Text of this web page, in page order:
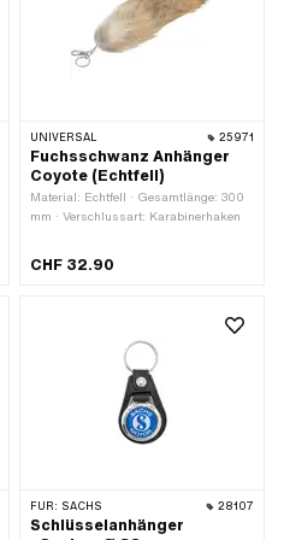
UNIVERSAL 25971
Fuchsschwanz Anhänger
Coyote (Echtfell)
Material: Echtfell · Gesamtlänge: 300
mm · Verschlussart: Karabinerhaken
CHF 32.90
FÜR: SACHS 28107
Schlüsselanhänger